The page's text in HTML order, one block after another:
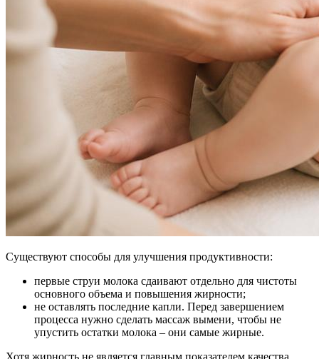
Существуют способы для улучшения продуктивности:
первые струи молока сдаивают отдельно для чистоты
основного объема и повышения жирности;
не оставлять последние капли. Перед завершением
процесса нужно сделать массаж вымени, чтобы не
упустить остатки молока – они самые жирные.
Хотя жирность не является главным показателем качества